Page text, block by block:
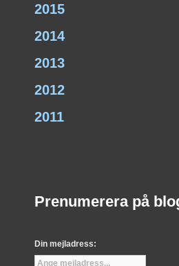
2015
2014
2013
2012
2011
Prenumerera på
Din mejladress: